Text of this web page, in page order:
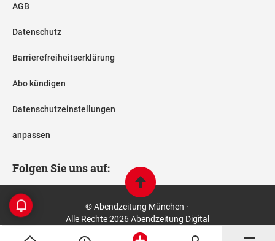
AGB
Datenschutz
Barrierefreiheitserklärung
Abo kündigen
Datenschutzeinstellungen
anpassen
Folgen Sie uns auf:
© Abendzeitung München ·
Alle Rechte 2026 Abendzeitung Digital